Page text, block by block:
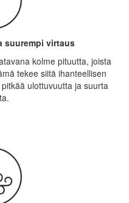
suurempi virtaus
kolme pituutta, joista
tekee siitä ihanteellisen
ulottuvuutta ja suurta